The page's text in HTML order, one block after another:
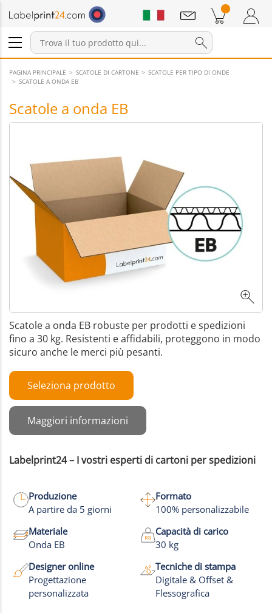
Accedi / Registrati
Prodotti nel carrello
Annunci
PAGINA PRINCIPALE SCATOLE DI CARTONE
SCATOLE PER TIPO DI ONDE
SCATOLE A ONDA EB
Scatole a onda EB
Scatole a onda EB robuste per prodotti e spedizioni
fino a 30 kg. Resistenti e affidabili, proteggono in modo
sicuro anche le merci più pesanti.
Seleziona prodotto
Maggiori informazioni
Labelprint24 – I vostri esperti di cartoni per spedizioni
Produzione
A partire da 5 giorni
Formato
100% personalizzabile
Materiale
Onda EB
Capacità di carico
30 kg
Designer online
Progettazione
personalizzata
Tecniche di stampa
Digitale & Offset &
Flessografica